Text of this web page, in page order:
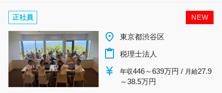
NEW
正社員
place 東京都渋谷区
content_paste 税理士法人
currency_yen 年収446～639万円 / 月給27.9
～38.5万円